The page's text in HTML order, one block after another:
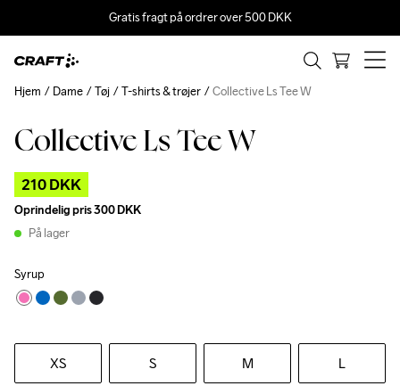
Gratis fragt på ordrer over 500 DKK
Collective Ls Tee W
210 DKK
Oprindelig pris300 DKK
På lager
Syrup
XS S M L
Hjem Dame Tøj T-shirts & trøjer Collective Ls Tee W
Outlet